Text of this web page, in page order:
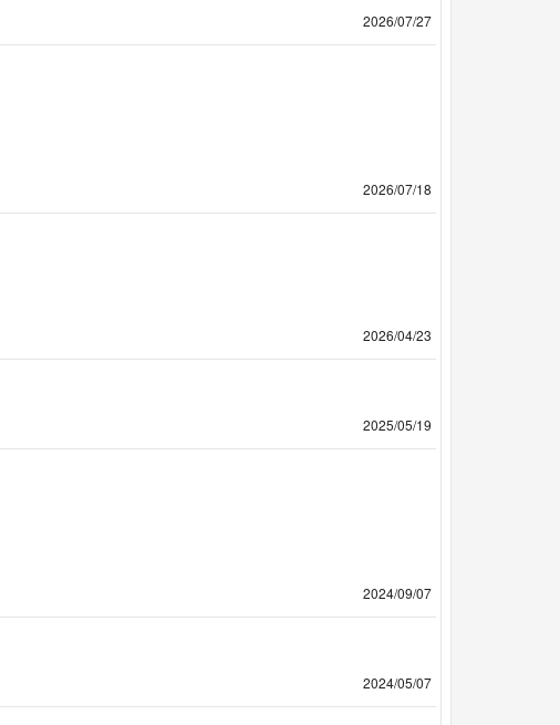
2026/07/27
2026/07/18
2026/04/23
2025/05/19
2024/09/07
2024/05/07